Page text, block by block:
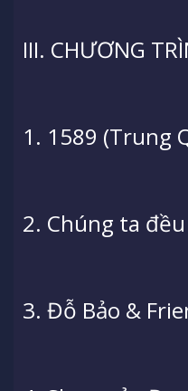
III. CHƯƠNG
1. 1589 (Trung
2. Chúng ta
3. Đỗ Bảo &